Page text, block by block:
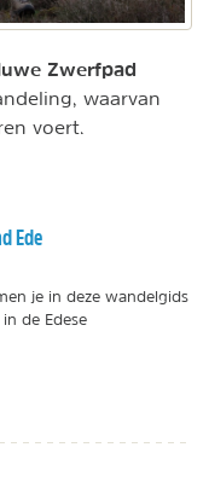
Zwerfpad
waarvan
voert.
Ede
je in deze wandelgids
de Edese